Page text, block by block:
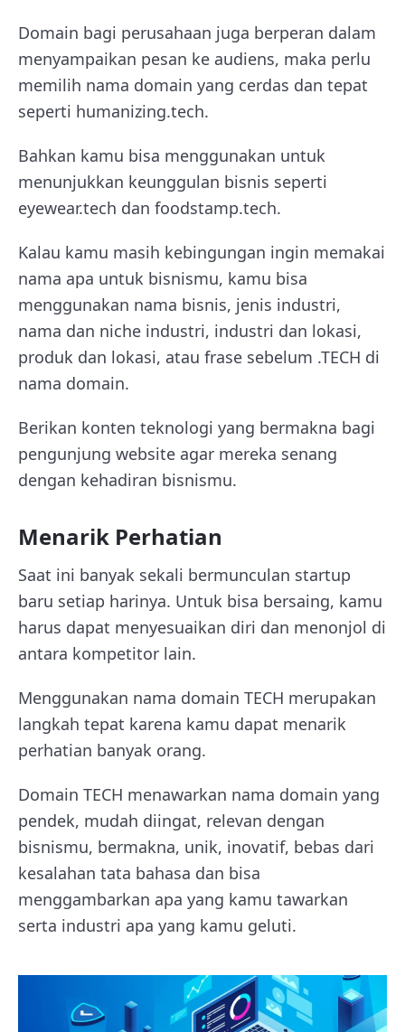
Domain bagi perusahaan juga berperan dalam
menyampaikan pesan ke audiens, maka perlu
memilih nama domain yang cerdas dan tepat
seperti humanizing.tech.
Bahkan kamu bisa menggunakan untuk
menunjukkan keunggulan bisnis seperti
eyewear.tech dan foodstamp.tech.
Kalau kamu masih kebingungan ingin memakai
nama apa untuk bisnismu, kamu bisa
menggunakan nama bisnis, jenis industri,
nama dan niche industri, industri dan lokasi,
produk dan lokasi, atau frase sebelum .TECH di
nama domain.
Berikan konten teknologi yang bermakna bagi
pengunjung website agar mereka senang
dengan kehadiran bisnismu.
Menarik Perhatian
Saat ini banyak sekali bermunculan startup
baru setiap harinya. Untuk bisa bersaing, kamu
harus dapat menyesuaikan diri dan menonjol di
antara kompetitor lain.
Menggunakan nama domain TECH merupakan
langkah tepat karena kamu dapat menarik
perhatian banyak orang.
Domain TECH menawarkan nama domain yang
pendek, mudah diingat, relevan dengan
bisnismu, bermakna, unik, inovatif, bebas dari
kesalahan tata bahasa dan bisa
menggambarkan apa yang kamu tawarkan
serta industri apa yang kamu geluti.